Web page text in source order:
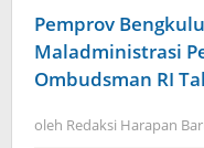
Pemprov
Maladministrasi
Ombudsman RI
oleh Redaksi Harapan